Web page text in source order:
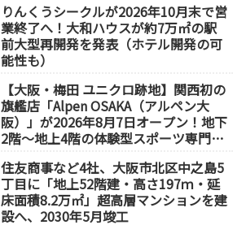
りんくうシークルが2026年10月末で営
業終了へ！大和ハウスが約7万㎡の駅
前大型再開発を発表（ホテル開発の可
能性も）
【大阪・梅田 ユニクロ跡地】関西初の
旗艦店「Alpen OSAKA（アルペン大
阪）」が2026年8月7日オープン！地下
2階～地上4階の体験型スポーツ専門店
住友商事など4社、大阪市北区中之島5
丁目に「地上52階建・高さ197ｍ・延
床面積8.2万㎡」超高層マンションを建
設へ、2030年5月竣工